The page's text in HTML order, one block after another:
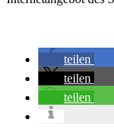
teilen
teilen
teilen